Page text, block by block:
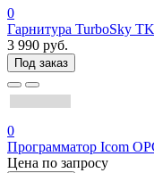
0
Гарнитура TurboSky
3 990 руб.
Под заказ
0
Программатор Icom
Цена по запросу